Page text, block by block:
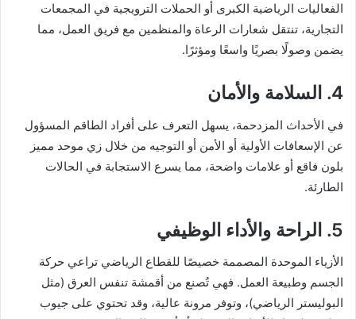
الفعاليات الرياضية الكبرى أو الحملات الترويجية في المجمعات
التجارية، تنتقل شعارات الرعاة والمنظمين مع فريق العمل، مما
يضمن وصولًا بصريًا واسعًا ومؤثرًا.
4. السلامة والأمان
في الأحداث المزدحمة، يسهل التعرف على أفراد الطاقم المسؤول
عن الإسعافات الأولية أو الأمن أو التوجيه من خلال زي موحد مميز
بلون فاقع أو علامات واضحة، مما يسرع الاستجابة في الحالات
الطارئة.
5. الراحة والأداء الوظيفي
الأزياء الموحدة المصممة خصيصًا للقطاع الرياضي تراعي حركة
الجسم وطبيعة العمل. فهي تُصنع من أقمشة تنفس العرق (مثل
البوليستر الرياضي)، وتوفر مرونة عالية، وقد تحتوي على جيوب